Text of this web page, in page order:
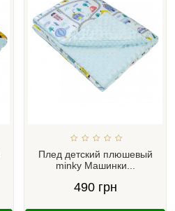
Плед детский плюшевый
minky Машинки...
490 грн